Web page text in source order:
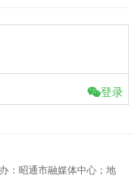
登录
：昭通市融媒体中心；地